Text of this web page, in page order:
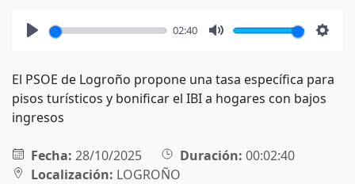
02:40
El PSOE de Logroño propone una tasa específica para
pisos turísticos y bonificar el IBI a hogares con bajos
ingresos
Fecha: 28/10/2025 Duración: 00:02:40
Localización: LOGROÑO